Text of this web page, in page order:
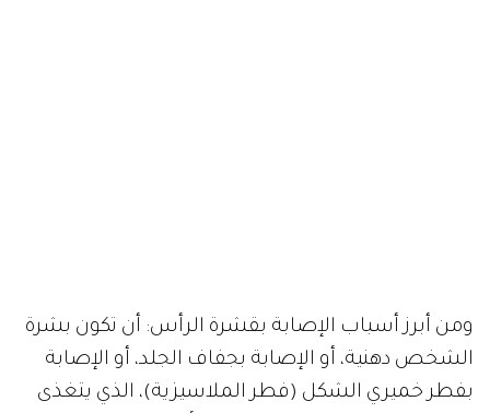
ومن أبرز أسباب الإصابة بقشرة الرأس: أن تكون بشرة
الشخص دهنية، أو الإصابة بجفاف الجلد، أو الإصابة
بفطر خميري الشكل (فطر الملاسيزية)، الذي يتغذى